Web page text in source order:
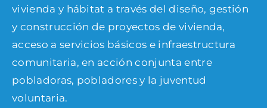
vivienda y hábitat a través del diseño, gestión
y construcción de proyectos de vivienda,
acceso a servicios básicos e infraestructura
comunitaria, en acción conjunta entre
pobladoras, pobladores y la juventud
voluntaria.